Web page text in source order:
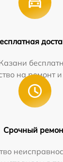
на ремонт
Срочный